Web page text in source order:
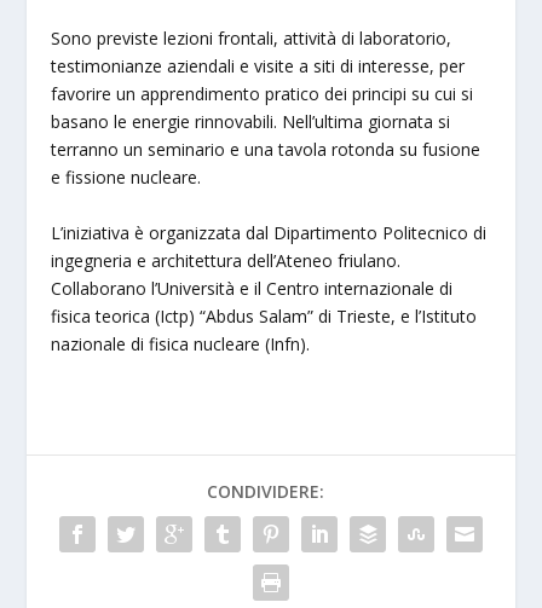
Sono previste lezioni frontali, attività di laboratorio,
testimonianze aziendali e visite a siti di interesse, per
favorire un apprendimento pratico dei principi su cui si
basano le energie rinnovabili. Nell’ultima giornata si
terranno un seminario e una tavola rotonda su fusione
e fissione nucleare.
L’iniziativa è organizzata dal Dipartimento Politecnico di
ingegneria e architettura dell’Ateneo friulano.
Collaborano l’Università e il Centro internazionale di
fisica teorica (Ictp) “Abdus Salam” di Trieste, e l’Istituto
nazionale di fisica nucleare (Infn).
CONDIVIDERE: